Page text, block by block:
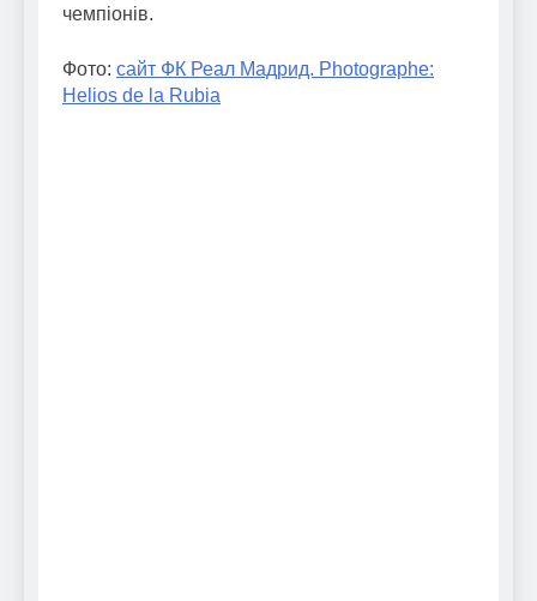
чемпіонів.
Фото: сайт ФК Реал Мадрид. Photographe:
Helios de la Rubia